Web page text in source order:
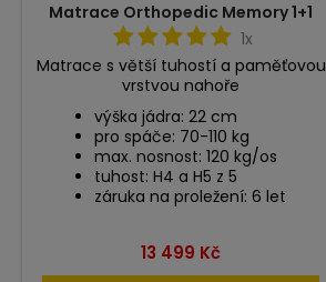
Matrace Orthopedic Memory 1+1
1x
Matrace s větší tuhostí a paměťovou
vrstvou nahoře
výška jádra: 22 cm
pro spáče: 70-110 kg
max. nosnost: 120 kg/os
tuhost: H4 a H5 z 5
záruka na proležení: 6 let
Cena
13 499 Kč